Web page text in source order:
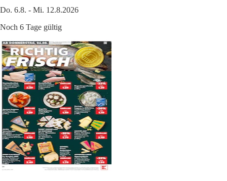
Do. 6.8. - Mi. 12.8.2026
Noch 6 Tage gültig